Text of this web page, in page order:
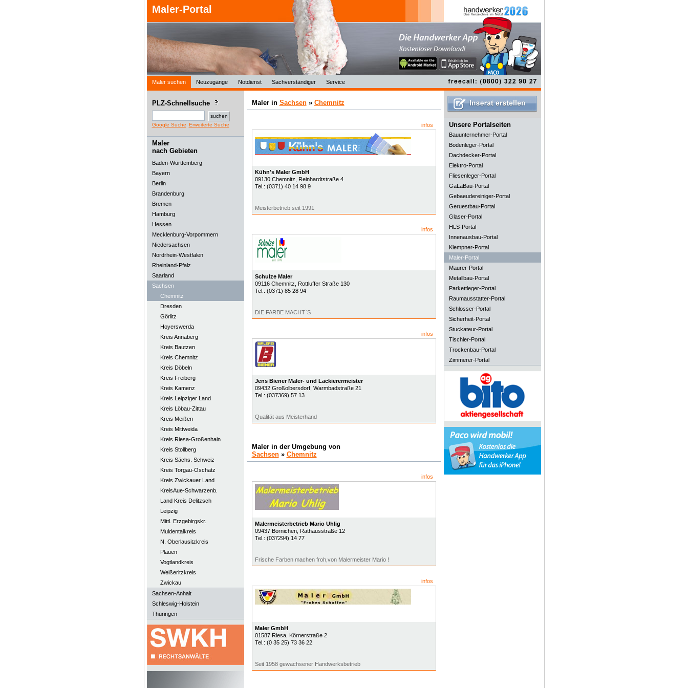
Maler-Portal
Maler suchen Neuzugänge Notdienst Sachverständiger Service
PLZ-Schnellsuche
Google Suche Erweiterte Suche
Maler
nach Gebieten
Baden-Württemberg
Bayern
Berlin
Brandenburg
Bremen
Hamburg
Hessen
Mecklenburg-Vorpommern
Niedersachsen
Nordrhein-Westfalen
Rheinland-Pfalz
Saarland
Sachsen
Chemnitz
Dresden
Görlitz
Hoyerswerda
Kreis Annaberg
Kreis Bautzen
Kreis Chemnitz
Kreis Döbeln
Kreis Freiberg
Kreis Kamenz
Kreis Leipziger Land
Kreis Löbau-Zittau
Kreis Meißen
Kreis Mittweida
Kreis Riesa-Großenhain
Kreis Stollberg
Kreis Sächs. Schweiz
Kreis Torgau-Oschatz
Kreis Zwickauer Land
KreisAue-Schwarzenb.
Land Kreis Delitzsch
Leipzig
Mittl. Erzgebirgskr.
Muldentalkreis
N. Oberlausitzkreis
Plauen
Vogtlandkreis
Weißeritzkreis
Zwickau
Sachsen-Anhalt
Schleswig-Holstein
Thüringen
Maler in Sachsen» Chemnitz
infos
Kühn's Maler GmbH
09130 Chemnitz , Reinhardtstraße 4
Tel.: (0371) 40 14 98 9
Meisterbetrieb seit 1991
infos
Schulze Maler
09116 Chemnitz , Rottluffer Straße 130
Tel.: (0371) 85 28 94
DIE FARBE MACHT`S
infos
Jens Biener Maler- und Lackierermeister
09432 Großolbersdorf, Warmbadstraße 21
Tel.: (037369) 57 13
Qualität aus Meisterhand
Maler in der Umgebung von
Sachsen» Chemnitz
infos
Malermeisterbetrieb Mario Uhlig
09437 Börnichen, Rathausstraße 12
Tel.: (037294) 14 77
Frische Farben machen froh,von Malermeister Mario !
infos
Maler GmbH
01587 Riesa, Körnerstraße 2
Tel.: (0 35 25) 73 36 22
Seit 1958 gewachsener Handwerksbetrieb
Unsere Portalseiten
Bauunternehmer-Portal
Bodenleger-Portal
Dachdecker-Portal
Elektro-Portal
Fliesenleger-Portal
GaLaBau-Portal
Gebaeudereiniger-Portal
Geruestbau-Portal
Glaser-Portal
HLS-Portal
Innenausbau-Portal
Klempner-Portal
Maler-Portal
Maurer-Portal
Metallbau-Portal
Parkettleger-Portal
Raumausstatter-Portal
Schlosser-Portal
Sicherheit-Portal
Stuckateur-Portal
Tischler-Portal
Trockenbau-Portal
Zimmerer-Portal